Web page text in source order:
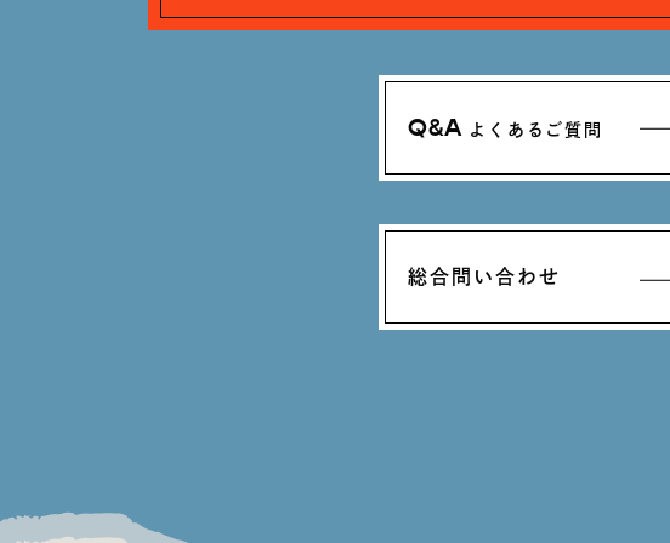
Q&A よくあるご質問
総合問い合わせ